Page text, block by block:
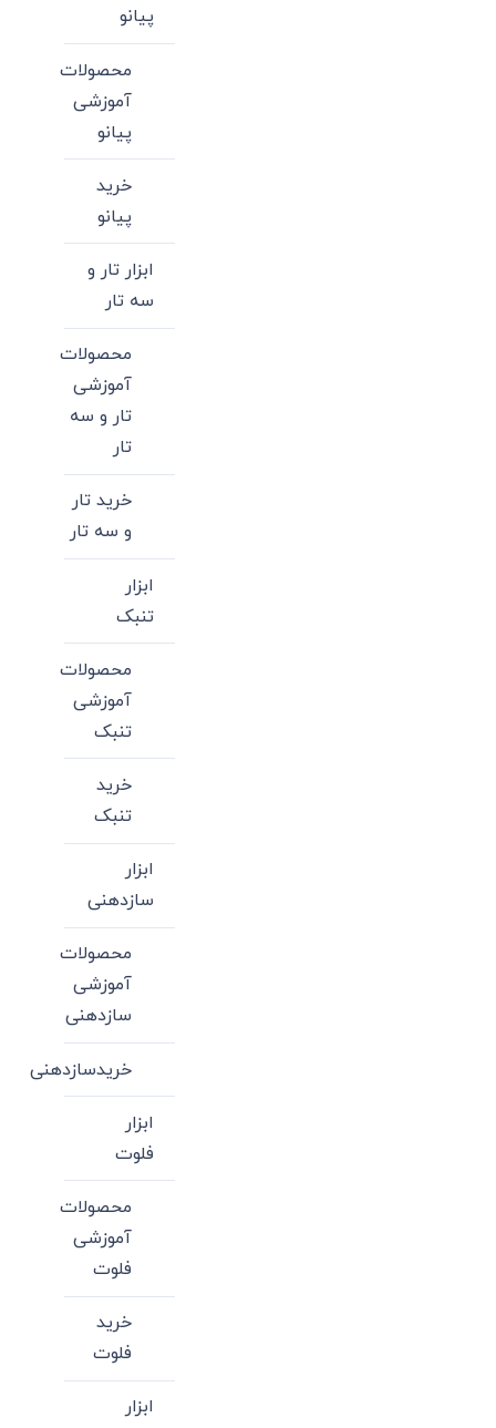
پیانو
محصولات
آموزشی
پیانو
خرید
پیانو
ابزار تار و
سه تار
محصولات
آموزشی
تار و سه
تار
خرید تار
و سه تار
ابزار
تنبک
محصولات
آموزشی
تنبک
خرید
تنبک
ابزار
سازدهنی
محصولات
آموزشی
سازدهنی
خریدسازدهنی
ابزار
فلوت
محصولات
آموزشی
فلوت
خرید
فلوت
ابزار